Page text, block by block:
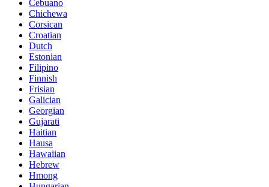
Cebuano
Chichewa
Corsican
Croatian
Dutch
Estonian
Filipino
Finnish
Frisian
Galician
Georgian
Gujarati
Haitian
Hausa
Hawaiian
Hebrew
Hmong